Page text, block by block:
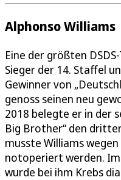
Alphonso Williams
Eine der größten
Sieger der 14. Staffel
Gewinner von
genoss seinen neu
2018 belegte er in der
Big Brother“ den
musste Williams
notoperiert werden. Im
wurde bei ihm Krebs